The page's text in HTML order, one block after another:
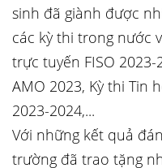
sinh đã giành được
các kỳ thi trong nước
trực tuyến FISO
AMO 2023, Kỳ thi Tin
2023-2024,...
Với những kết quả
trường đã trao tặng